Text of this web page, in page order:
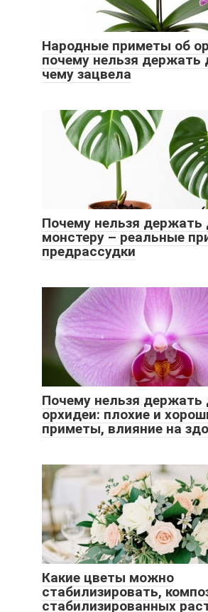
Народные приметы об
почему нельзя держать
чему зацвела
Почему нельзя держать
монстеру – реальные
предрассудки
Почему нельзя держать
орхидеи: плохие и
приметы, влияние на
Какие цветы можно
стабилизировать,
стабилизированных